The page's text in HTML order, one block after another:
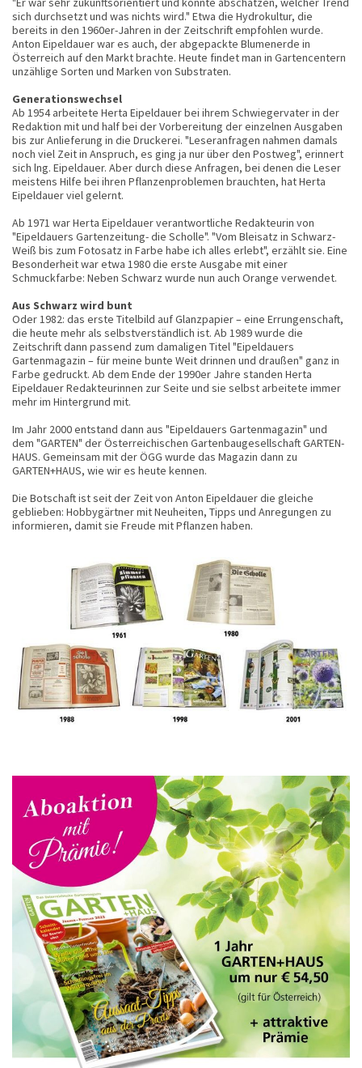
sich durchsetzt und was nichts wird." Etwa die Hydrokultur, die
bereits in den 1960er-Jahren in der Zeitschrift empfohlen wurde.
Anton Eipeldauer war es auch, der abgepackte Blumenerde in
Österreich auf den Markt brachte. Heute findet man in Gartencentern
unzählige Sorten und Marken von Substraten.
Generationswechsel
Ab 1954 arbeitete Herta Eipeldauer bei ihrem Schwiegervater in der
Redaktion mit und half bei der Vorbereitung der einzelnen Ausgaben
bis zur Anlieferung in die Druckerei. "Leseranfragen nahmen damals
noch viel Zeit in Anspruch, es ging ja nur über den Postweg", erinnert
sich lng. Eipeldauer. Aber durch diese Anfragen, bei denen die Leser
meistens Hilfe bei ihren Pflanzenproblemen brauchten, hat Herta
Eipeldauer viel gelernt.
Ab 1971 war Herta Eipeldauer verantwortliche Redakteurin von
"Eipeldauers Gartenzeitung- die Scholle". "Vom Bleisatz in Schwarz-
Weiß bis zum Fotosatz in Farbe habe ich alles erlebt", erzählt sie. Eine
Besonderheit war etwa 1980 die erste Ausgabe mit einer
Schmuckfarbe: Neben Schwarz wurde nun auch Orange verwendet.
Aus Schwarz wird bunt
Oder 1982: das erste Titelbild auf Glanzpapier – eine Errungenschaft,
die heute mehr als selbstverständlich ist. Ab 1989 wurde die
Zeitschrift dann passend zum damaligen Titel "Eipeldauers
Gartenmagazin – für meine bunte Weit drinnen und draußen" ganz in
Farbe gedruckt. Ab dem Ende der 1990er Jahre standen Herta
Eipeldauer Redakteurinnen zur Seite und sie selbst arbeitete immer
mehr im Hintergrund mit.
Im Jahr 2000 entstand dann aus "Eipeldauers Gartenmagazin" und
dem "GARTEN" der Österreichischen Gartenbaugesellschaft GARTEN-
HAUS. Gemeinsam mit der ÖGG wurde das Magazin dann zu
GARTEN+HAUS, wie wir es heute kennen.
Die Botschaft ist seit der Zeit von Anton Eipeldauer die gleiche
geblieben: Hobbygärtner mit Neuheiten, Tipps und Anregungen zu
informieren, damit sie Freude mit Pflanzen haben.